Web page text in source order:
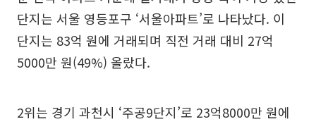
단지는 서울 영등포구 ‘서울아파트’로 나타났다. 이
단지는 83억 원에 거래되며 직전 거래 대비 27억
5000만 원(49%) 올랐다.
2위는 경기 과천시 ‘주공9단지’로 23억8000만 원에